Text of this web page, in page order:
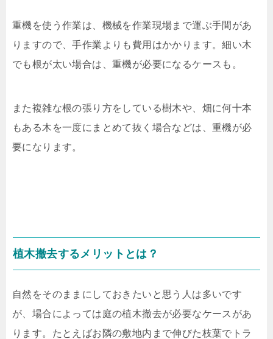
重機を使う作業は、機械を作業現場まで運ぶ手間があ
りますので、手作業よりも費用はかかります。細い木
でも根が太い場合は、重機が必要になるケースも。
また複雑な根の張り方をしている樹木や、畑に何十本
もある木を一度にまとめて抜く場合などは、重機が必
要になります。
植木撤去するメリットとは？
自然をそのままにしておきたいと思う人は多いです
が、場合によっては庭の植木撤去が必要なケースがあ
ります。たとえばお隣の敷地内まで伸びた枝葉でトラ